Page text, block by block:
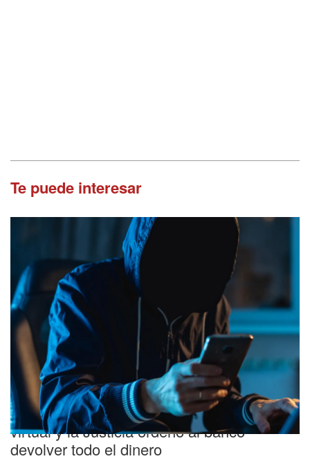
Te puede interesar
Sentencia favorable
Le vaciaron las cuentas tras una estafa
virtual y la Justicia ordenó al banco
devolver todo el dinero